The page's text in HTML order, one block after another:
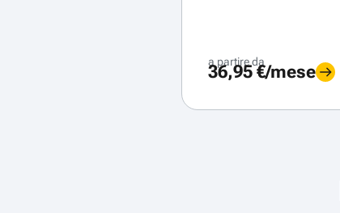
a partire da
36,95 €/mese